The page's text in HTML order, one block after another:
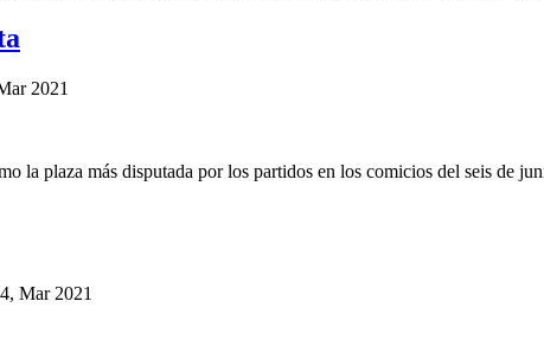
2021
la plaza más disputada por los partidos en los comicios del seis de
Mar 2021